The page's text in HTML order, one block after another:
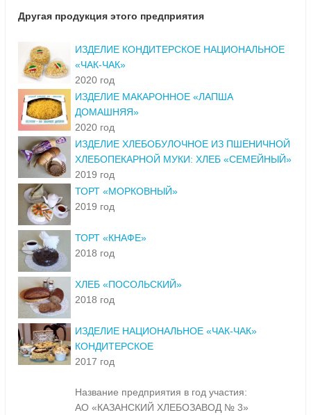
Другая продукция этого предприятия
ИЗДЕЛИЕ КОНДИТЕРСКОЕ НАЦИОНАЛЬНОЕ
«ЧАК-ЧАК»
2020 год
ИЗДЕЛИЕ МАКАРОННОЕ «ЛАПША
ДОМАШНЯЯ»
2020 год
ИЗДЕЛИЕ ХЛЕБОБУЛОЧНОЕ ИЗ ПШЕНИЧНОЙ
ХЛЕБОПЕКАРНОЙ МУКИ: ХЛЕБ «СЕМЕЙНЫЙ»
2019 год
ТОРТ «МОРКОВНЫЙ»
2019 год
ТОРТ «КНАФЕ»
2018 год
ХЛЕБ «ПОСОЛЬСКИЙ»
2018 год
ИЗДЕЛИЕ НАЦИОНАЛЬНОЕ «ЧАК-ЧАК»
КОНДИТЕРСКОЕ
2017 год
Название предприятия в год участия:
АО «КАЗАНСКИЙ ХЛЕБОЗАВОД № 3»